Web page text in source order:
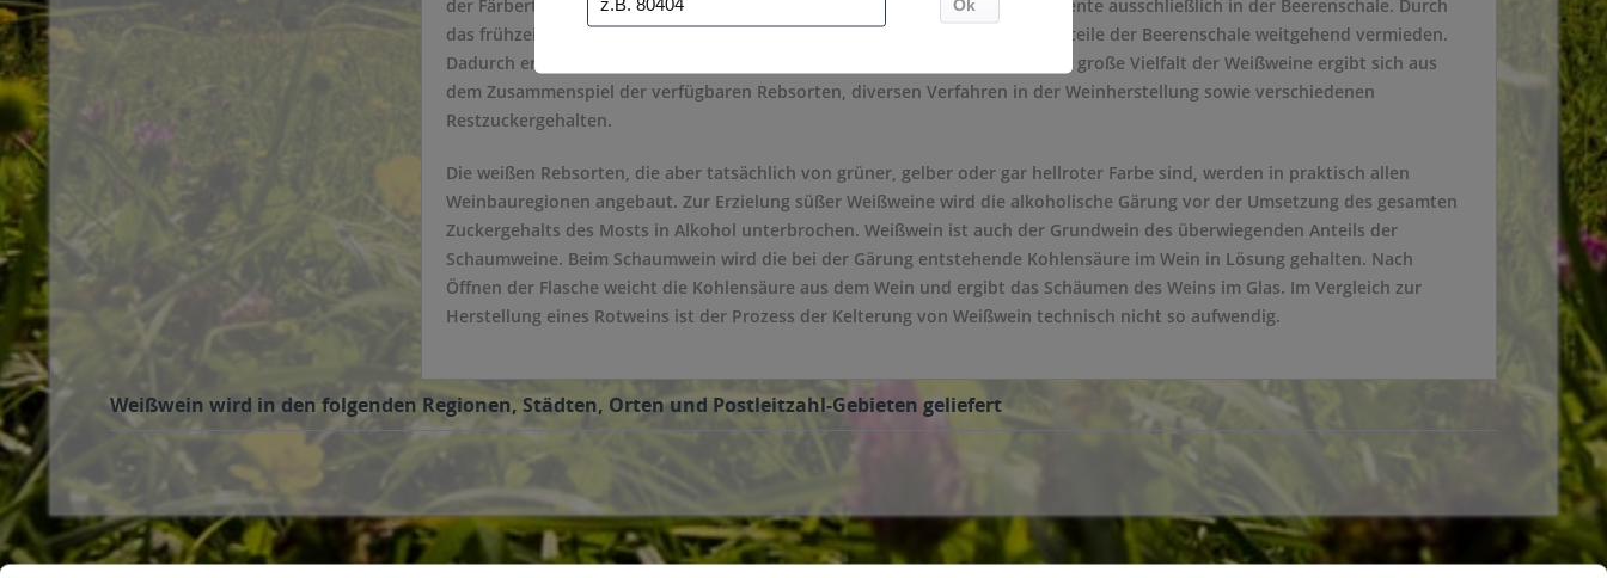
der Färbertraube, einer Rotweinsorte, befinden sich die farbgebenden Pigmente ausschließlich in der Beerenschale. Durch
das frühzeitige Abpressen des Beerensafts wird eine Extraktion der Bestandteile der Beerenschale weitgehend vermieden.
Dadurch erzielt ein Winzer die strohgelbe bis goldgelbe Farbe des Weins. Die große Vielfalt der Weißweine ergibt sich aus
dem Zusammenspiel der verfügbaren Rebsorten, diversen Verfahren in der Weinherstellung sowie verschiedenen
Restzuckergehalten.
Die weißen Rebsorten, die aber tatsächlich von grüner, gelber oder gar hellroter Farbe sind, werden in praktisch allen
Weinbauregionen angebaut. Zur Erzielung süßer Weißweine wird die alkoholische Gärung vor der Umsetzung des gesamten
Zuckergehalts des Mosts in Alkohol unterbrochen. Weißwein ist auch der Grundwein des überwiegenden Anteils der
Schaumweine. Beim Schaumwein wird die bei der Gärung entstehende Kohlensäure im Wein in Lösung gehalten. Nach
Öffnen der Flasche weicht die Kohlensäure aus dem Wein und ergibt das Schäumen des Weins im Glas. Im Vergleich zur
Herstellung eines Rotweins ist der Prozess der Kelterung von Weißwein technisch nicht so aufwendig.
Weißwein wird in den folgenden Regionen, Städten, Orten und Postleitzahl-Gebieten geliefert